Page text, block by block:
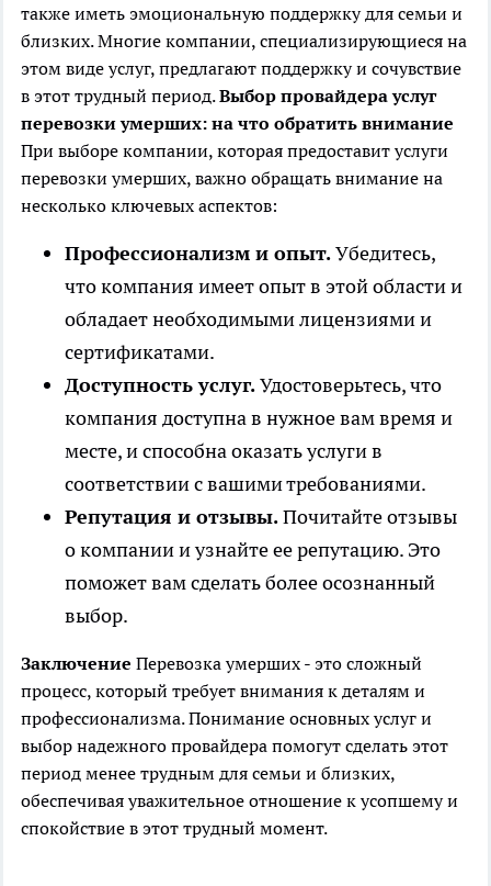
также иметь эмоциональную поддержку для семьи и
близких. Многие компании, специализирующиеся на
этом виде услуг, предлагают поддержку и сочувствие
в этот трудный период.Выбор провайдера услуг
перевозки умерших: на что обратить внимание
При выборе компании, которая предоставит услуги
перевозки умерших, важно обращать внимание на
несколько ключевых аспектов:
Профессионализм и опыт.Убедитесь,
что компания имеет опыт в этой области и
обладает необходимыми лицензиями и
сертификатами.
Доступность услуг.Удостоверьтесь, что
компания доступна в нужное вам время и
месте, и способна оказать услуги в
соответствии с вашими требованиями.
Репутация и отзывы.Почитайте отзывы
о компании и узнайте ее репутацию. Это
поможет вам сделать более осознанный
выбор.
Заключение Перевозка умерших - это сложный
процесс, который требует внимания к деталям и
профессионализма. Понимание основных услуг и
выбор надежного провайдера помогут сделать этот
период менее трудным для семьи и близких,
обеспечивая уважительное отношение к усопшему и
спокойствие в этот трудный момент.